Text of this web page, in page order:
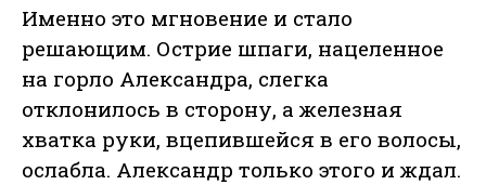
Именно это мгновение и стало
решающим. Острие шпаги, нацеленное
на горло Александра, слегка
отклонилось в сторону, а железная
хватка руки, вцепившейся в его волосы,
ослабла. Александр только этого и ждал.